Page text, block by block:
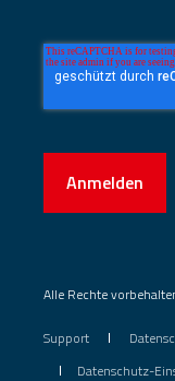
Anmelden
Alle Rechte
Support
Datenschutz-